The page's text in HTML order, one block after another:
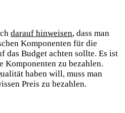
darauf hinweisen, dass man
Komponenten für die
das Budget achten sollte. Es ist
zu bezahlen.
haben will, muss man
Preis zu bezahlen.